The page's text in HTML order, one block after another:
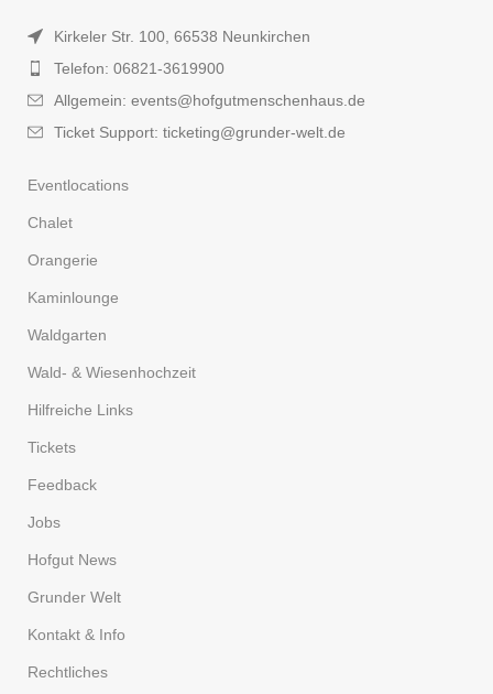
Kirkeler Str. 100, 66538 Neunkirchen
Telefon: 06821-3619900
Allgemein: events@hofgutmenschenhaus.de
Ticket Support: ticketing@grunder-welt.de
Eventlocations
Chalet
Orangerie
Kaminlounge
Waldgarten
Wald- & Wiesenhochzeit
Hilfreiche Links
Tickets
Feedback
Jobs
Hofgut News
Grunder Welt
Kontakt & Info
Rechtliches